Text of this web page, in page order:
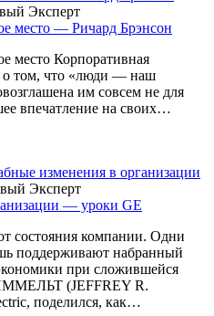
Эксперт
место — Ричард Брэнсон
место Корпоративная
о том, что «люди — наш
им совсем не для
впечатление на своих…
Эксперт
— уроки GE
состояния компании. Одни
поддерживают набранный
при сложившейся
(JEFFREY R.
поделился, как…